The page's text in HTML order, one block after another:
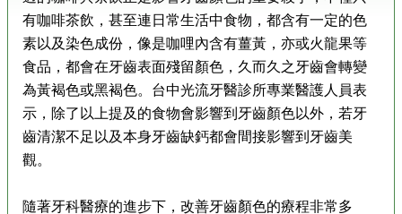
有咖啡茶飲，甚至連日常生活中食物，都含有一定的色
素以及染色成份，像是咖哩內含有薑黃，亦或火龍果等
食品，都會在牙齒表面殘留顏色，久而久之牙齒會轉變
為黃褐色或黑褐色。台中光流牙醫診所專業醫護人員表
示，除了以上提及的食物會影響到牙齒顏色以外，若牙
齒清潔不足以及本身牙齒缺鈣都會間接影響到牙齒美
觀。
隨著牙科醫療的進步下，改善牙齒顏色的療程非常多